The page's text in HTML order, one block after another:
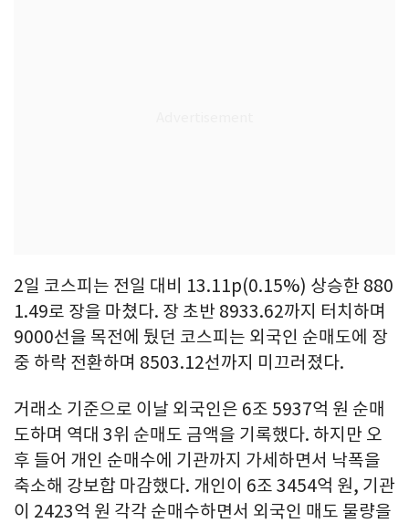
2일 코스피는 전일 대비 13.11p(0.15%) 상승한 880
1.49로 장을 마쳤다. 장 초반 8933.62까지 터치하며
9000선을 목전에 뒀던 코스피는 외국인 순매도에 장
중 하락 전환하며 8503.12선까지 미끄러졌다.
거래소 기준으로 이날 외국인은 6조 5937억 원 순매
도하며 역대 3위 순매도 금액을 기록했다. 하지만 오
후 들어 개인 순매수에 기관까지 가세하면서 낙폭을
축소해 강보합 마감했다. 개인이 6조 3454억 원, 기관
이 2423억 원 각각 순매수하면서 외국인 매도 물량을